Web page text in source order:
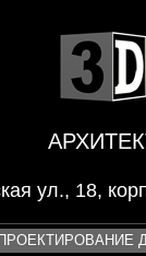
ул., 18,
ПРОЕКТИРОВАНИЕ